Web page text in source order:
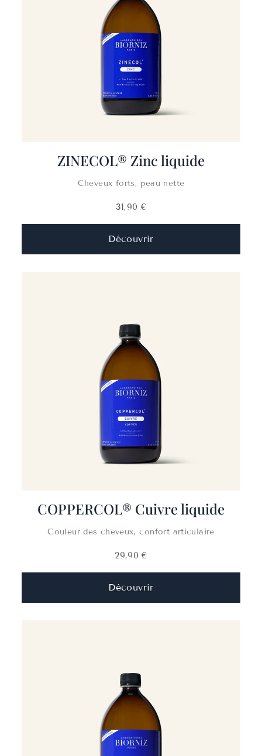
ZINECOL® Zinc liquide
Cheveux forts, peau nette
31,90 €
Découvrir
COPPERCOL® Cuivre liquide
Couleur des cheveux, confort articulaire
29,90 €
Découvrir